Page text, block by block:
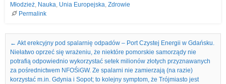
Młodzież Nauka Unia Europejska Zdrowie
Permalink
Nawigacja we wpisach
← Akt erekcyjny pod spalarnię odpadów – Port Czystej Energii w Gdańsku.
Niełatwo oprzeć się wrażeniu, że niektóre pomorskie samorządy nie
potrafią odpowiednio wykorzystać setek milionów złotych przyznawanych
za pośrednictwem NFOŚiGW. Ze spalarni nie zamierzają (na razie)
korzystać m.in. Gdynia i Sopot; to kolejny symptom, że Trójmiasto jest